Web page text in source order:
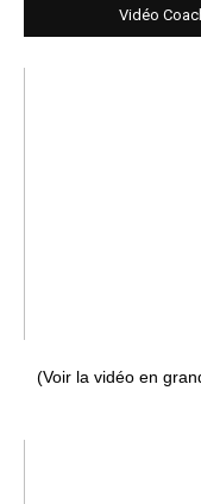
Vidéo
(Voir la vidéo en